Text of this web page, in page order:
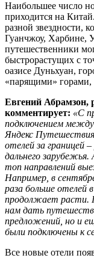
Наибольшее число
приходится на
разной звездности,
Гуанчжоу, Харбине,
путешественники
быстрорастущих с
оазисе Дуньхуан,
«парящими» горами,
Евгений Абрамзон,
комментирует: «С
подключением
Яндекс
отелей за границей
дальнего
топ направлений
Например, в
раза больше отелей
продолжает расти.
нам дать
предложений, но и
были подключены к
Все новые отели